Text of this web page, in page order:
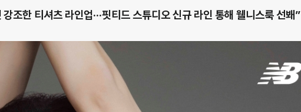
조한 티셔츠 라인업···핏티드 스튜디오 신규 라인 통해 웰니스룩 선봬”